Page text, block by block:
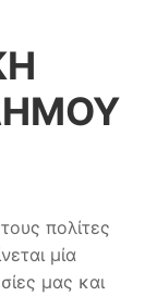
πολίτες
μία
μας και